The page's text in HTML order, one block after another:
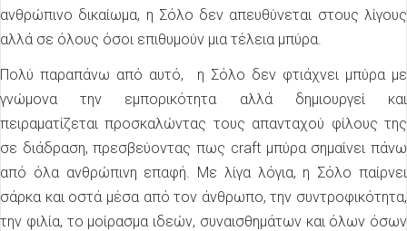
ανθρώπινο δικαίωμα, η Σόλο δεν απευθύνεται στους λίγους
αλλά σε όλους όσοι επιθυμούν μια τέλεια μπύρα.
Πολύ παραπάνω από αυτό, η Σόλο δεν φτιάχνει μπύρα με
γνώμονα την εμπορικότητα αλλά δημιουργεί και
πειραματίζεται προσκαλώντας τους απανταχού φίλους της
σε διάδραση, πρεσβεύοντας πως craft μπύρα σημαίνει πάνω
από όλα ανθρώπινη επαφή. Με λίγα λόγια, η Σόλο παίρνει
σάρκα και οστά μέσα από τον άνθρωπο, την συντροφικότητα,
την φιλία, το μοίρασμα ιδεών, συναισθημάτων και όλων όσων